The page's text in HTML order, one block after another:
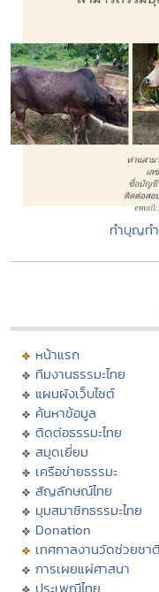
ทำบุญท
หน้าแรก
ทีมงานธรรมะไทย
แผนผังเว็บไซต์
ค้นหาข้อมูล
ติดต่อธรรมะไทย
สมุดเยี่ยม
เครือข่ายธรรมะ
สัญลักษณ์ไทย
มุมสมาชิกธรรมะไทย
Donation
เทศกาลงานวัดช่วยชาติ
การเผยแผ่ศาสนา
ประเพณีไทย